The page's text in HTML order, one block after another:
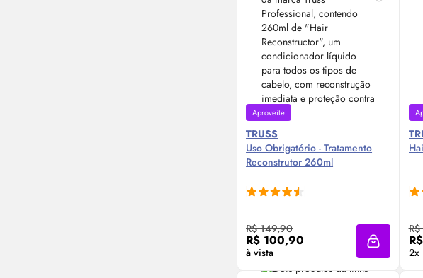
Aproveite
TRUSS
Uso Obrigatório - Tratamento
Reconstrutor 260ml
R$ 149,90
R$ 100,90
à vista
Compre Agora ❯
Adicionar2x